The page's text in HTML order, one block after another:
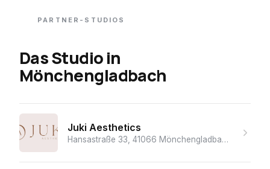
PARTNER-STUDIOS
Das Studioin
Mönchengladbach
Juki Aesthetics
Hansastraße 33, 41066 Mönchengladbach, Deutschland